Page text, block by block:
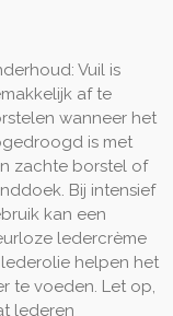
Vuil is
af te
wanneer het
is met
zachte borstel of
Bij intensief
kan een
ledercrème
helpen het
te voeden. Let op,
lederen